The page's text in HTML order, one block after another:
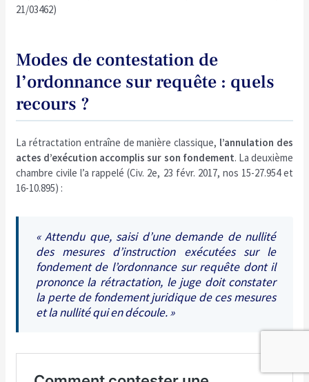
21/03462)
Modes de contestation de
l’ordonnance sur requête : quels
recours ?
La rétractation entraîne de manière classique, l’annulation des
actes d’exécution accomplis sur son fondement. La deuxième
chambre civile l’a rappelé (Civ. 2e, 23 févr. 2017, nos 15-27.954 et
16-10.895) :
« Attendu que, saisi d’une demande de nullité
des mesures d’instruction exécutées sur le
fondement de l’ordonnance sur requête dont il
prononce la rétractation, le juge doit constater
la perte de fondement juridique de ces mesures
et la nullité qui en découle. »